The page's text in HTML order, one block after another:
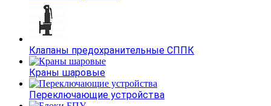
Клапаны предохранительные СППК
Краны шаровые
Переключающие устройства